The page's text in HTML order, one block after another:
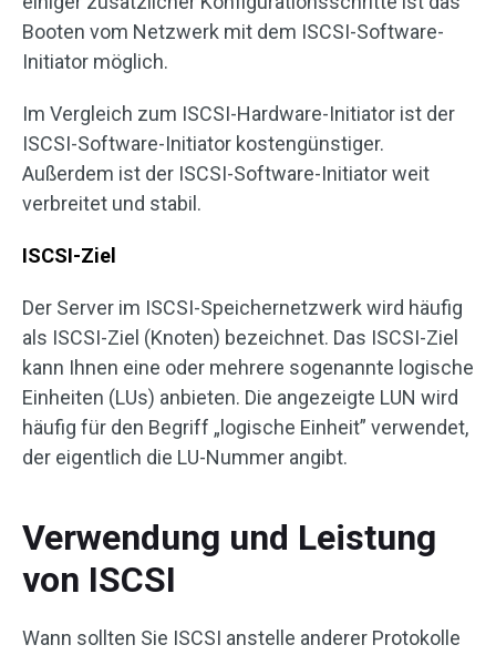
Booten vom Netzwerk mit dem ISCSI-Software-
Initiator möglich.
Im Vergleich zum ISCSI-Hardware-Initiator ist der
ISCSI-Software-Initiator kostengünstiger.
Außerdem ist der ISCSI-Software-Initiator weit
verbreitet und stabil.
ISCSI-Ziel
Der Server im ISCSI-Speichernetzwerk wird häufig
als ISCSI-Ziel (Knoten) bezeichnet. Das ISCSI-Ziel
kann Ihnen eine oder mehrere sogenannte logische
Einheiten (LUs) anbieten. Die angezeigte LUN wird
häufig für den Begriff „logische Einheit” verwendet,
der eigentlich die LU-Nummer angibt.
Verwendung und Leistung
von ISCSI
Wann sollten Sie ISCSI anstelle anderer Protokolle